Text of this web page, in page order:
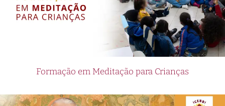
Formação em Meditação para Crianças